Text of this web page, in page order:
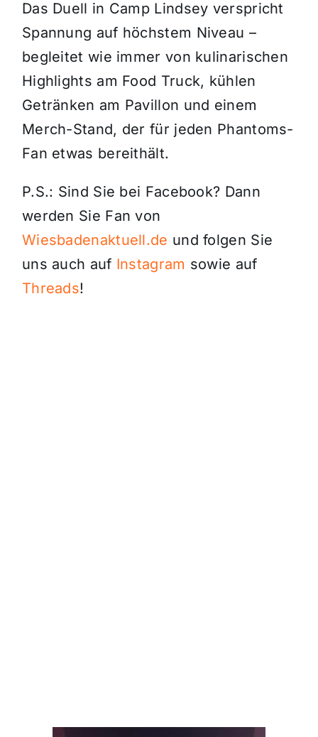
Das Duell in Camp Lindsey verspricht
Spannung auf höchstem Niveau –
begleitet wie immer von kulinarischen
Highlights am Food Truck, kühlen
Getränken am Pavillon und einem
Merch-Stand, der für jeden Phantoms-
Fan etwas bereithält.
P.S.: Sind Sie bei Facebook? Dann
werden Sie Fan von
Wiesbadenaktuell.de und folgen Sie
uns auch auf Instagram sowie auf
Threads!